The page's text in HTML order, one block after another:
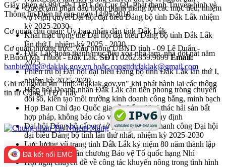
Quyết tâm phấn đấu hoàn thành thắng lợi các mục tiêu, nhiệm
vụ Nghị quyết Đại hội đại biểu Đảng bộ tỉnh Đắk Lắk nhiệm
kỳ 2025-2030
Khai mạc trọng thể Đại hội đại biểu Đảng bộ tỉnh Đắk Lắk
lần thứ I, nhiệm kỳ 2025 - 2030
Đắk Lắk hoàn thành mục tiêu xóa nhà tạm, nhà dột nát năm
2025
Phiên trù bị Đại hội đại biểu Đảng bộ tỉnh Đắk Lắk lần thứ I,
nhiệm kỳ 2025-2030
Hiệp hội Doanh nhân Đắk Lắk cần tiên phong trong chuyển
đổi số, kiến tạo môi trường kinh doanh công bằng, minh bạch
Họp Ban Chỉ đạo Quốc gia về chống khai thác hải sản bất
hợp pháp, không báo cáo và không theo quy định
Đại hội Đảng bộ cấp cơ sở góp phần vào thanh công Đại hội
đại biểu Đảng bộ tỉnh lần thứ nhất, nhiệm kỳ 2025-2030
Lực lượng vũ trang tỉnh Đắk Lắk kỷ niệm 80 năm thành lập
và đón nhận Huân chương Bảo vệ Tổ quốc hạng Nhì
Hội nghị chuyên đề về công tác khuyến nông trong tình hình
Giấy phép số 99/GP-TTĐT do Cục QL Phát thanh Truyền hình và
Thông tin Điện tử cấp ngày 14/05/2010
Cơ quan chủ quản: Ủy ban nhân dân tỉnh Đắk Lắk
Cơ quan thường trực: Văn phòng UBND tỉnh - 09 Lê Duẩn -
P.Buôn Ma Thuột - Đắk Lắk.SĐT:0262.859.9699Email:
banbientap@daklak.gov.vn hoặc congttdtdaklak@gmail.com
Ghi rõ nguồn tin "http://daklak.gov.vn" khi phát hành lại các thông
tin từ Cổng TTĐT này
Đã kết nối EMC